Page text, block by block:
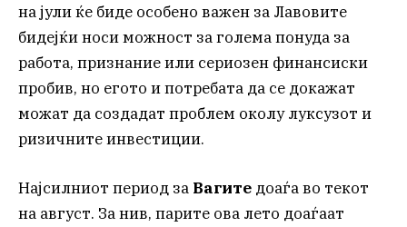
на јули ќе биде особено важен за Лавовите
бидејќи носи можност за голема понуда за
работа, признание или сериозен финансиски
пробив, но егото и потребата да се докажат
можат да создадат проблем околу луксузот и
ризичните инвестиции.
Најсилниот период за Вагите доаѓа во текот
на август. За нив, парите ова лето доаѓаат